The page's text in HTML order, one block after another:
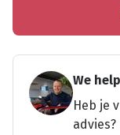
We
Heb je